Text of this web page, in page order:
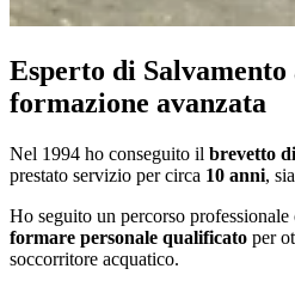
Esperto di Salvamento
formazione avanzata
Nel 1994 ho conseguito il brevetto
prestato servizio per circa 10 anni,
Ho seguito un percorso professionale
formare personale qualificato per
soccorritore acquatico.